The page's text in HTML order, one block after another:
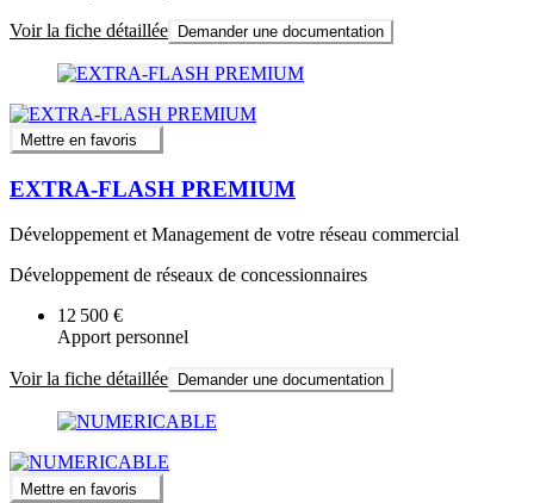
Voir la fiche détaillée Demander une documentation
Mettre en favoris
EXTRA-FLASH PREMIUM
Développement et Management de votre réseau commercial
Développement de réseaux de concessionnaires
12 500 €
Apport personnel
Voir la fiche détaillée Demander une documentation
Mettre en favoris